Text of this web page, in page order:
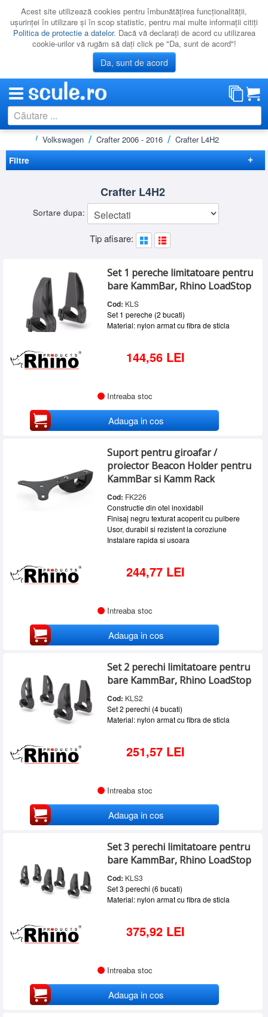
Acest site utilizează cookies pentru îmbunătăţirea funcţionalităţii,
uşurinţei în utilizare şi în scop statistic, pentru mai multe informaţii citiţi
Politica de protectie a datelor. Dacă vă declaraţi de acord cu utilizarea
cookie-urilor vă rugăm să daţi click pe "Da, sunt de acord"!
Da, sunt de acord
CATEGORII
PROMOTII
LICHIDARE
SERVICE
INCHIRIERI
BLOG
AUTENTIFICARE
Volkswagen Crafter 2006 - 2016
Crafter L4H2
Filtre
Crafter L4H2
Sortare dupa:
Tip afisare:
Set 1 pereche limitatoare pentru
bare KammBar, Rhino LoadStop
Cod: KLS
Set 1 pereche (2 bucati)
Material: nylon armat cu fibra de sticla
144,56 LEI
Intreaba stoc
Adauga in cos
Suport pentru giroafar /
proiector Beacon Holder pentru
KammBar si Kamm Rack
Cod: FK226
Constructie din otel inoxidabil
Finisaj negru texturat acoperit cu pulbere
Usor, durabil si rezistent la coroziune
Instalare rapida si usoara
244,77 LEI
Intreaba stoc
Adauga in cos
Set 2 perechi limitatoare pentru
bare KammBar, Rhino LoadStop
Cod: KLS2
Set 2 perechi (4 bucati)
Material: nylon armat cu fibra de sticla
251,57 LEI
Intreaba stoc
Adauga in cos
Set 3 perechi limitatoare pentru
bare KammBar, Rhino LoadStop
Cod: KLS3
Set 3 perechi (6 bucati)
Material: nylon armat cu fibra de sticla
375,92 LEI
Intreaba stoc
Adauga in cos